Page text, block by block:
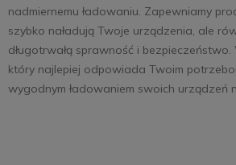
nadmiernemu ładowaniu. Zapewniamy
szybko naładują Twoje urządzenia, ale
długotrwałą sprawność i
który najlepiej odpowiada Twoim
wygodnym ładowaniem swoich urządzeń